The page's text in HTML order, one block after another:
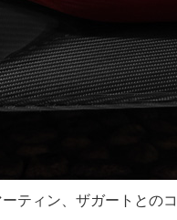
ティン、ザガートとの